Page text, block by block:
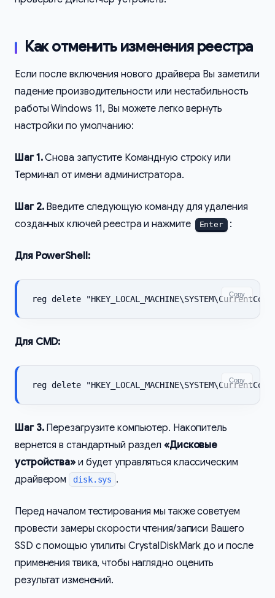
Как отменить изменения реестра
Если после включения нового драйвера Вы заметили
падение производительности или нестабильность
работы Windows 11, Вы можете легко вернуть
настройки по умолчанию:
Шаг 1.Снова запустите Командную строку или
Терминал от имени администратора.
Шаг 2.Введите следующую команду для удаления
созданных ключей реестра и нажмите
Enter :
Для PowerShell:
reg delete Copy
Для CMD:
reg delete Copy
Шаг 3.Перезагрузите компьютер. Накопитель
вернется в стандартный раздел «Дисковые
устройства»и будет управляться классическим
драйвером
disk.sys .
Перед началом тестирования мы также советуем
провести замеры скорости чтения/записи Вашего
SSD с помощью утилиты CrystalDiskMark до и после
применения твика, чтобы наглядно оценить
результат изменений.